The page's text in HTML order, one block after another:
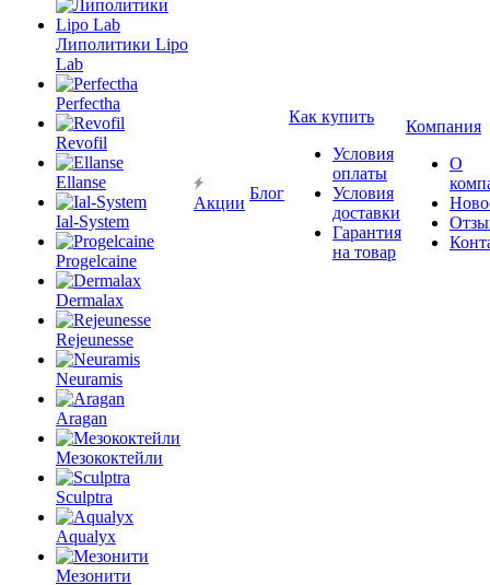
Липолитики Lipo
Lab
Perfectha
Revofil
Ellanse
Ial-System
Progelcaine
Dermalax
Rejeunesse
Neuramis
Aragan
Мезококтейли
Sculptra
Aqualyx
Мезонити
Акции
Блог
Как купить
Условия
оплаты
Условия
доставки
Гарантия
на товар
Компания
О